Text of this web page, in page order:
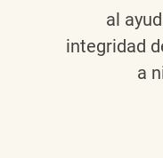
al
integridad
a